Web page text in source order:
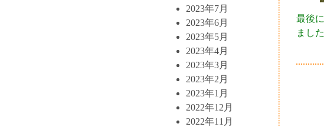
2023年7月
2023年6月
2023年5月
2023年4月
2023年3月
2023年2月
2023年1月
2022年12月
2022年11月
最後
まし